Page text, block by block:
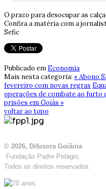
O prazo para desocupar as
Confira a matéria com a
Sefic
Publicado em Economia
Mais nesta categoria: « Abono
fevereiro com novas regras
operações de combate ao furto
prisões em Goiás »
voltar ao topo
© 2026, Difusora Goiânia
Fundação Padre Pelágio.
Todos os direitos reservados.